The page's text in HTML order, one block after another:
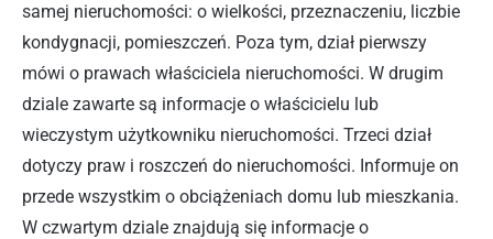
samej nieruchomości: o wielkości, przeznaczeniu, liczbie
kondygnacji, pomieszczeń. Poza tym, dział pierwszy
mówi o prawach właściciela nieruchomości. W drugim
dziale zawarte są informacje o właścicielu lub
wieczystym użytkowniku nieruchomości. Trzeci dział
dotyczy praw i roszczeń do nieruchomości. Informuje on
przede wszystkim o obciążeniach domu lub mieszkania.
W czwartym dziale znajdują się informacje o